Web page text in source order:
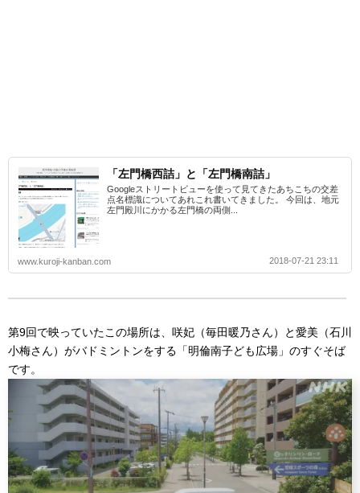
「左門橋西詰」と「左門橋南詰」
Googleストリートビューを使って見てきたあちこちの交差
点名標識についてあれこれ書いてきました。 今回は、地元
左門殿川にかかる左門橋の両側...
www.kuroji-kanban.com 2018-07-21 23:11
第9回で映っていたこの場所は、咲妃（毎田暖乃さん）と愛美（石川
小梅さん）がバドミントンをする「明倫南子ども広場」のすぐそば
です。